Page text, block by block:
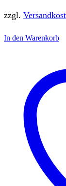
zzgl.
In den Warenkorb